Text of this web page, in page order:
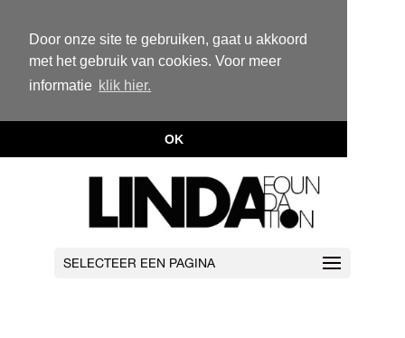
Door onze site te gebruiken, gaat u akkoord
met het gebruik van cookies. Voor meer
informatie klik hier.
OK
SELECTEER EEN PAGINA